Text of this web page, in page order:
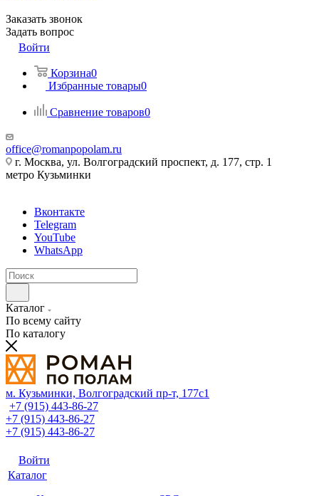
Заказать звонок
Задать вопрос
Войти
Корзина0
Избранные товары0
Сравнение товаров0
office@romanpopolam.ru
г. Москва, ул. Волгоградский проспект, д. 177, стр. 1
метро Кузьминки
Вконтакте
Telegram
YouTube
WhatsApp
Каталог
По всему сайту
По каталогу
м. Кузьминки, Волгоградский пр‑т, 177с1
+7 (915) 443-86-27
+7 (915) 443-86-27
+7 (915) 443-86-27
Войти
Каталог